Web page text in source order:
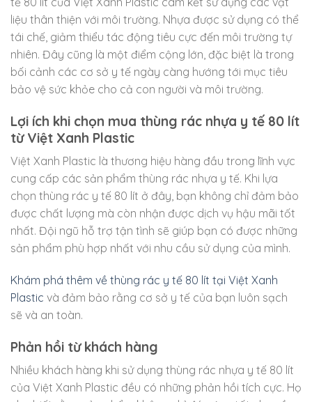
liệu thân thiện với môi trường. Nhựa được sử dụng có thể
tái chế, giảm thiểu tác động tiêu cực đến môi trường tự
nhiên. Đây cũng là một điểm cộng lớn, đặc biệt là trong
bối cảnh các cơ sở y tế ngày càng hướng tới mục tiêu
bảo vệ sức khỏe cho cả con người và môi trường.
Lợi ích khi chọn mua thùng rác nhựa y tế 80 lít
từ Việt Xanh Plastic
Việt Xanh Plastic là thương hiệu hàng đầu trong lĩnh vực
cung cấp các sản phẩm thùng rác nhựa y tế. Khi lựa
chọn thùng rác y tế 80 lít ở đây, bạn không chỉ đảm bảo
được chất lượng mà còn nhận được dịch vụ hậu mãi tốt
nhất. Đội ngũ hỗ trợ tận tình sẽ giúp bạn có được những
sản phẩm phù hợp nhất với nhu cầu sử dụng của mình.
Khám phá thêm về thùng rác y tế 80 lít tại Việt Xanh
Plastic và đảm bảo rằng cơ sở y tế của bạn luôn sạch
sẽ và an toàn.
Phản hồi từ khách hàng
Nhiều khách hàng khi sử dụng thùng rác nhựa y tế 80 lít
của Việt Xanh Plastic đều có những phản hồi tích cực. Họ